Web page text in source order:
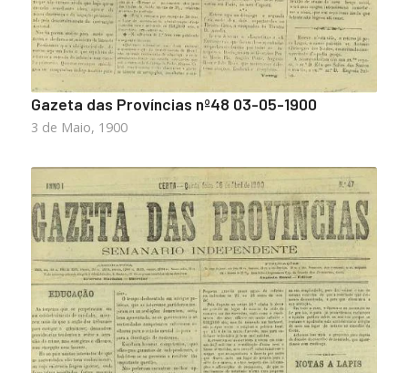
Gazeta das Províncias nº48 03-05-1900
3 de Maio, 1900